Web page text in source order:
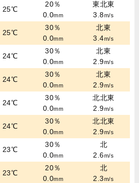
25℃
20％
0.0mm
東北東
3.8m/s
25℃
30％
0.0mm
北東
3.4m/s
24℃
30％
0.0mm
北東
2.9m/s
24℃
30％
0.0mm
北東
2.9m/s
24℃
30％
0.0mm
北北東
2.9m/s
24℃
30％
0.0mm
北北東
2.9m/s
23℃
30％
0.0mm
北
2.6m/s
23℃
20％
0.0mm
北
2.3m/s